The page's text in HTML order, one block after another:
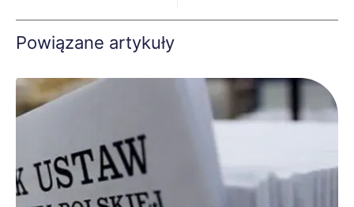
Powiązane artykuły